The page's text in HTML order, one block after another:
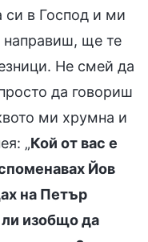
си в Господ и ми
направиш, ще те
Не смей да
да говориш
ми хрумна и
„Кой от вас е
Йов
на Петър
изобщо да